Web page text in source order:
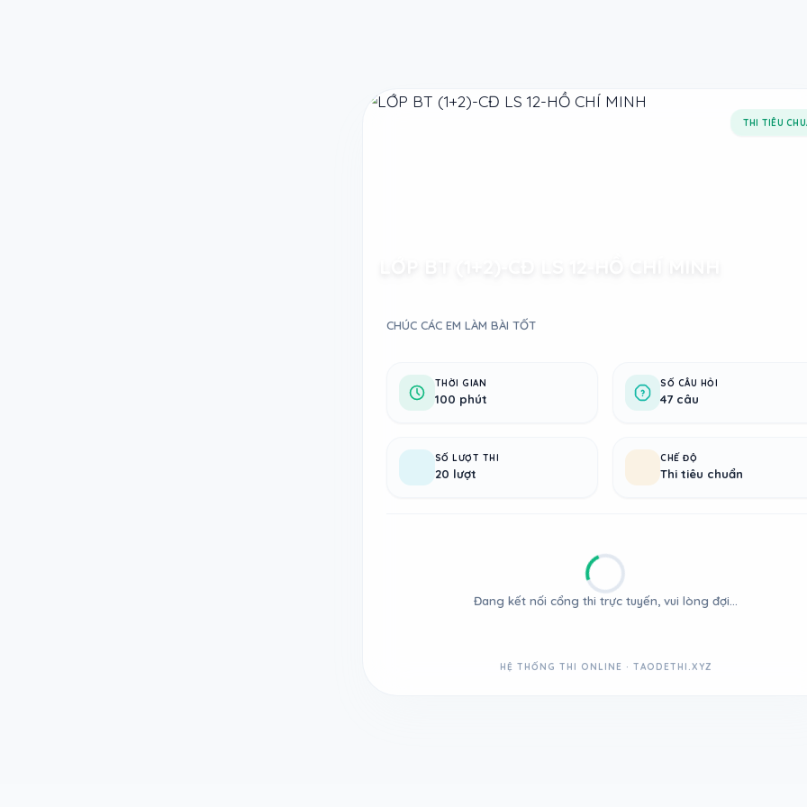
THI TIÊU
CHÚC CÁC EM LÀM BÀI TỐT
THỜI GIAN
100 phút
SỐ CÂU HỎI
47 câu
SỐ LƯỢT THI
20 lượt
CHẾ ĐỘ
Thi tiêu chuẩn
Đang kết nối cổng thi trực tuyến, vui lòng đợi...
HỆ THỐNG THI ONLINE · TAODETHI.XYZ